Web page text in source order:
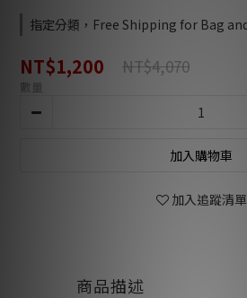
指定分類，Free Shipping for Bag
NT$1,200 NT$4,070
數量
加入購物車
加入追蹤清單
商品描述